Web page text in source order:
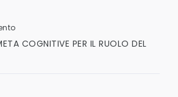
COGNITIVE PER IL RUOLO DEL